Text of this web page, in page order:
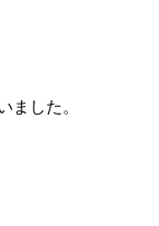
ました。